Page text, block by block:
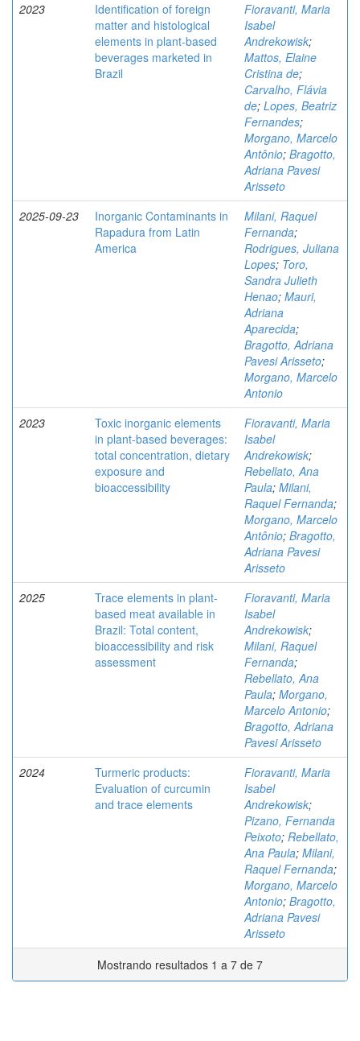
2023
Identification of foreign
matter and histological
elements in plant-based
beverages marketed in
Brazil
Fioravanti, Maria
Isabel
Andrekowisk;
Mattos, Elaine
Cristina de;
Carvalho, Flávia
de; Lopes, Beatriz
Fernandes;
Morgano, Marcelo
Antônio; Bragotto,
Adriana Pavesi
Arisseto
2025-09-23
Inorganic Contaminants in
Rapadura from Latin
America
Milani, Raquel
Fernanda;
Rodrigues, Juliana
Lopes; Toro,
Sandra Julieth
Henao; Mauri,
Adriana
Aparecida;
Bragotto, Adriana
Pavesi Arisseto;
Morgano, Marcelo
Antonio
2023
Toxic inorganic elements
in plant-based beverages:
total concentration, dietary
exposure and
bioaccessibility
Fioravanti, Maria
Isabel
Andrekowisk;
Rebellato, Ana
Paula; Milani,
Raquel Fernanda;
Morgano, Marcelo
Antônio; Bragotto,
Adriana Pavesi
Arisseto
2025
Trace elements in plant-
based meat available in
Brazil: Total content,
bioaccessibility and risk
assessment
Fioravanti, Maria
Isabel
Andrekowisk;
Milani, Raquel
Fernanda;
Rebellato, Ana
Paula; Morgano,
Marcelo Antonio;
Bragotto, Adriana
Pavesi Arisseto
2024
Turmeric products:
Evaluation of curcumin
and trace elements
Fioravanti, Maria
Isabel
Andrekowisk;
Pizano, Fernanda
Peixoto; Rebellato,
Ana Paula; Milani,
Raquel Fernanda;
Morgano, Marcelo
Antonio; Bragotto,
Adriana Pavesi
Arisseto
Mostrando resultados 1 a 7 de 7